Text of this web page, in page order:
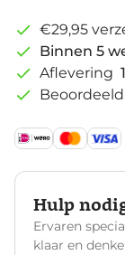
€29,95
Binnen 5
Aflevering
Hulp
Ervaren
klaar en